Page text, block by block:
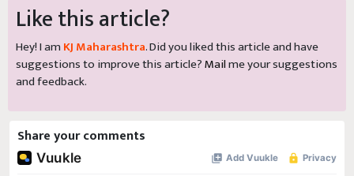
Like this article?
Hey! I am KJ Maharashtra. Did you liked this article and have
suggestions to improve this article?Mailme your suggestions
and feedback.
Share your comments